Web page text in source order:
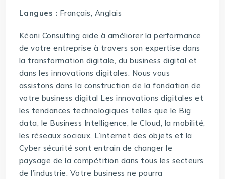
Langues : Français, Anglais
Kéoni Consulting aide à améliorer la performance
de votre entreprise à travers son expertise dans
la transformation digitale, du business digital et
dans les innovations digitales. Nous vous
assistons dans la construction de la fondation de
votre business digital Les innovations digitales et
les tendances technologiques telles que le Big
data, le Business Intelligence, le Cloud, la mobilité,
les réseaux sociaux, L’internet des objets et la
Cyber sécurité sont entrain de changer le
paysage de la compétition dans tous les secteurs
de l’industrie. Votre business ne pourra